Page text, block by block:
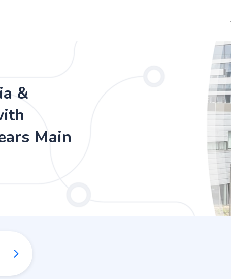
& Creative Industries (with
&
Main